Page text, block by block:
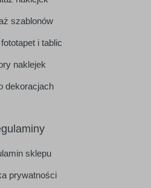
szablonów
i tablic
naklejek
dekoracjach
sklepu
prywatności